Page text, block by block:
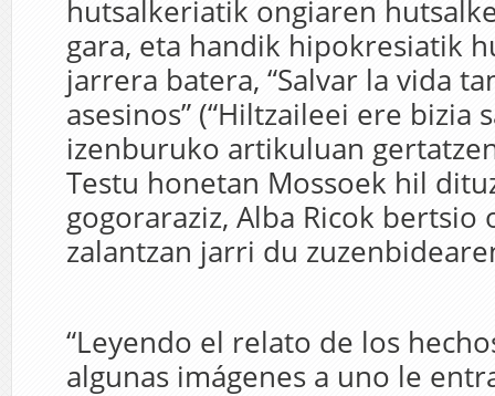
hutsalkeriatik ongiaren
gara, eta handik hipokresiatik
jarrera batera, “Salvar la vida
asesinos” (“Hiltzaileei ere bizia
izenburuko artikuluan
Testu honetan Mossoek hil
gogoraraziz, Alba Ricok bertsio
zalantzan jarri du
“Leyendo el relato de los
algunas imágenes a uno le